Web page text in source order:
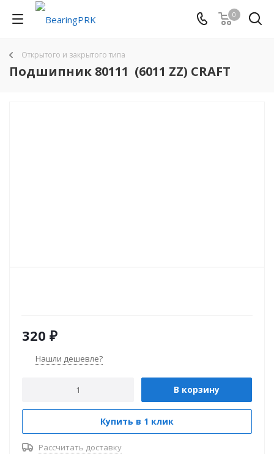
0
Открытого и закрытого типа
Подшипник 80111 (6011 ZZ) CRAFT
320 ₽
Нашли дешевле?
В корзину
Купить в 1 клик
Рассчитать доставку